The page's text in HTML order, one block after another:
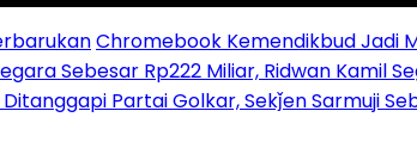
Chromebook Kemendikbud Jadi
Sebesar Rp222 Miliar, Ridwan Kamil
Partai Golkar, Sekǰen Sarmuji